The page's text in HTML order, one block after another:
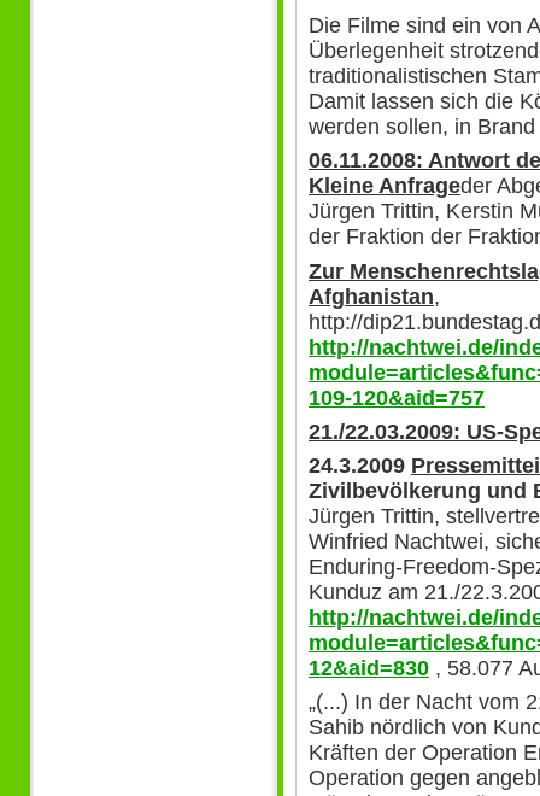
Die Filme sind ein von
Überlegenheit
traditionalistischen
Damit lassen sich die
werden sollen, in
06.11.2008: Antwort
Kleine Anfrageder
Jürgen Trittin, Kerstin
der Fraktion der
Zur
Afghanistan,
http://
http://nachtwei.de/
109-120&aid=757
21./22.03.2009: US-
24.3.2009
Zivilbevölkerung und
Jürgen Trittin,
Winfried Nachtwei,
Enduring-Freedom-
Kunduz am 21./
http://nachtwei.de/
12&aid=830 , 58.077
„(...) In der Nacht vom
Sahib nördlich von
Kräften der Operation
Operation gegen